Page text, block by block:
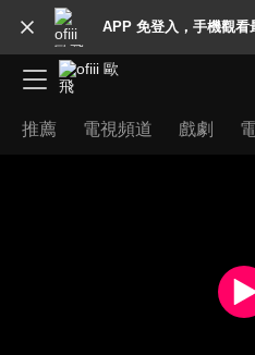
APP 免登入，手機觀看
推薦 電視頻道 戲劇